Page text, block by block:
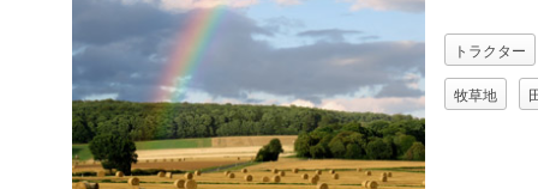
トラクター
牧草地